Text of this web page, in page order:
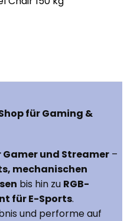
für Gaming &
Gamer und Streamer –
mechanischen
bis hin zu RGB-
für E-Sports.
und performe auf